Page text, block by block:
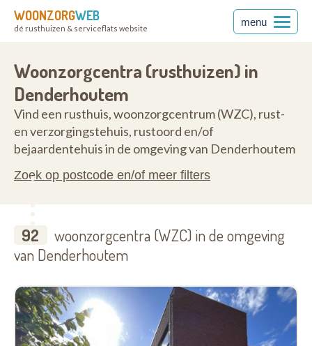
WOONZORGWEB
dé rusthuizen & serviceflats website
menu
Woonzorgcentra (rusthuizen) in
Denderhoutem
Vind een rusthuis, woonzorgcentrum (WZC), rust-
en verzorgingstehuis, rustoord en/of
bejaardentehuis in de omgeving van Denderhoutem
Zoek op postcode en/of meer filters
92
woonzorgcentra (WZC) in de omgeving
van Denderhoutem